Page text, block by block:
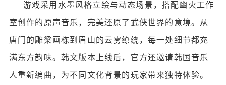
游戏采用水墨风格立绘与动态场景，搭配幽火工作
室创作的原声音乐，完美还原了武侠世界的意境。从
唐门的雕梁画栋到眉山的云雾缭绕，每一处细节都充
满东方韵味。韩文版本上线后，官方还邀请韩国音乐
人重新编曲，为不同文化背景的玩家带来独特体验。